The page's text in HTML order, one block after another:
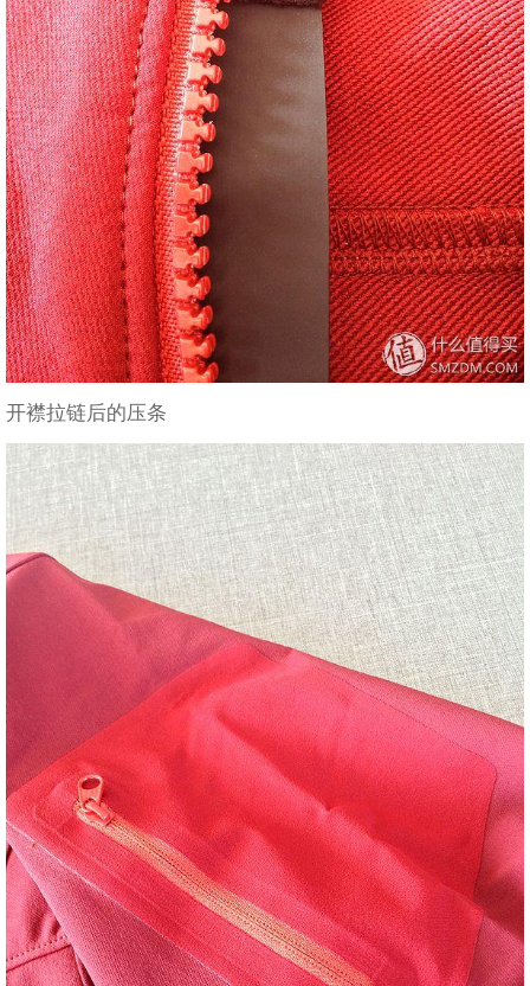
开襟拉链后的压条